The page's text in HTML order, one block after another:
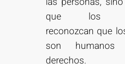
que los
reconozcan que
son
derechos.